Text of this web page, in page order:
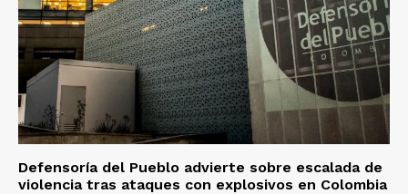
Defensoría del Pueblo advierte sobre escalada de
violencia tras ataques con explosivos en Colombia